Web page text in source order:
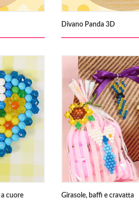
Divano Panda 3D
cuore Girasole, baffi e cravatta